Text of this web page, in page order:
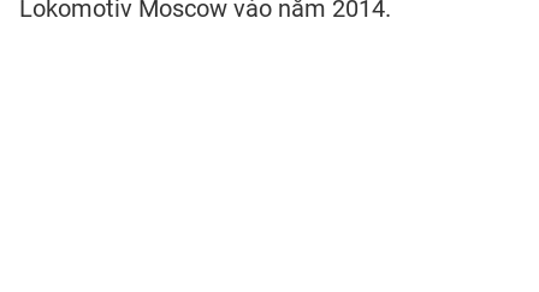
Lokomotiv Moscow vào năm 2014.